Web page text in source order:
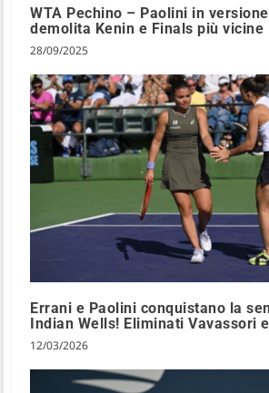
WTA Pechino – Paolini in
demolita Kenin e Finals più vicine
28/09/2025
Errani e Paolini conquistano la
Indian Wells! Eliminati Vavassori
12/03/2026